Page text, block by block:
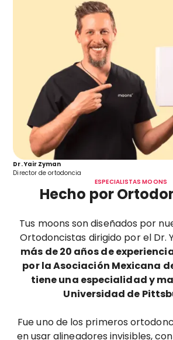
Dr. Yair Zyman
Director de ortodoncia
ESPECIALISTAS MOONS
Hecho por
Tus moons son diseñados por
Ortodoncistas dirigido por el Dr.
más de 20 años de
por la Asociación Mexicana
tiene una especialidad y
Universidad de
Fue uno de los primeros
en usar alineadores invisibles,